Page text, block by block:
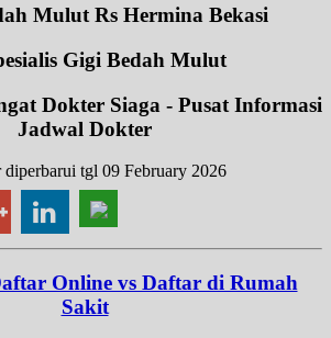
Mulut Rs Hermina Bekasi
Gigi Bedah Mulut
Dokter Siaga - Pusat Informasi
Jadwal Dokter
diperbarui tgl 09 February 2026
Online vs Daftar di Rumah
Sakit